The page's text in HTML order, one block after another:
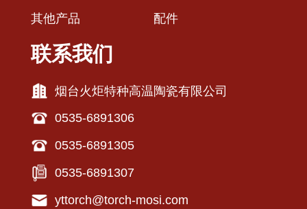
其他产品 配件
联系我们
烟台火炬特种高温陶瓷有限公司
0535-6891306
0535-6891305
0535-6891307
yttorch@torch-mosi.com